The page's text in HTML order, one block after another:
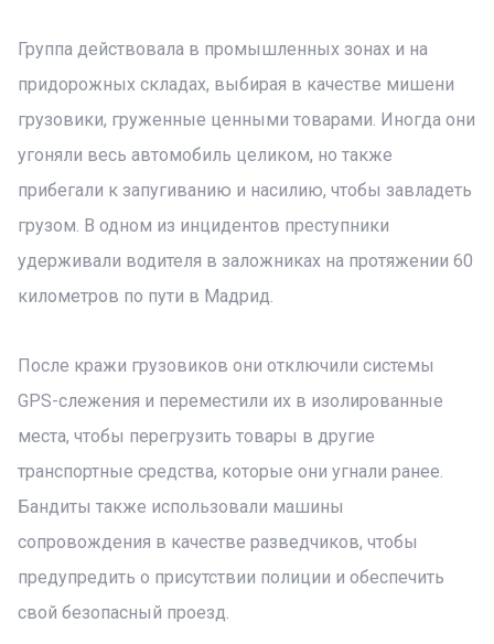
Группа действовала в промышленных зонах и на
придорожных складах, выбирая в качестве мишени
грузовики, груженные ценными товарами. Иногда они
угоняли весь автомобиль целиком, но также
прибегали к запугиванию и насилию, чтобы завладеть
грузом. В одном из инцидентов преступники
удерживали водителя в заложниках на протяжении 60
километров по пути в Мадрид.
После кражи грузовиков они отключили системы
GPS-слежения и переместили их в изолированные
места, чтобы перегрузить товары в другие
транспортные средства, которые они угнали ранее.
Бандиты также использовали машины
сопровождения в качестве разведчиков, чтобы
предупредить о присутствии полиции и обеспечить
свой безопасный проезд.